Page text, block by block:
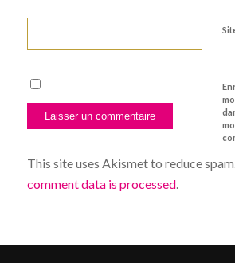
This site uses Akismet to reduce
comment data is processed.